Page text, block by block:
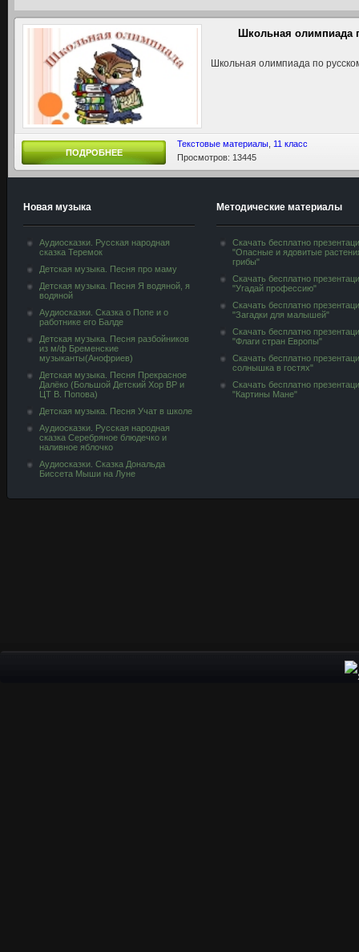
Школьная олимпиада
Школьная олимпиада по
ПОДРОБНЕЕ
Текстовые материалы 11 класс
Просмотров: 13445
Новая музыка
Аудиосказки. Русская народная
сказка Теремок
Детская музыка. Песня про маму
Детская музыка. Песня Я водяной, я
водяной
Аудиосказки. Сказка о Попе и о
работнике его Балде
Детская музыка. Песня разбойников
из м/ф Бременские
музыканты(Анофриев)
Детская музыка. Песня Прекрасное
Далёко (Большой Детский Хор ВР и
ЦТ В. Попова)
Детская музыка. Песня Учат в школе
Аудиосказки. Русская народная
сказка Серебряное блюдечко и
наливное яблочко
Аудиосказки. Сказка Дональда
Биссета Мыши на Луне
Методические материалы
Скачать бесплатно
"Опасные и ядовитые
грибы"
Скачать бесплатно
"Угадай профессию"
Скачать бесплатно
"Загадки для малышей"
Скачать бесплатно
"Флаги стран Европы"
Скачать бесплатно
солнышка в гостях"
Скачать бесплатно
"Картины Мане"